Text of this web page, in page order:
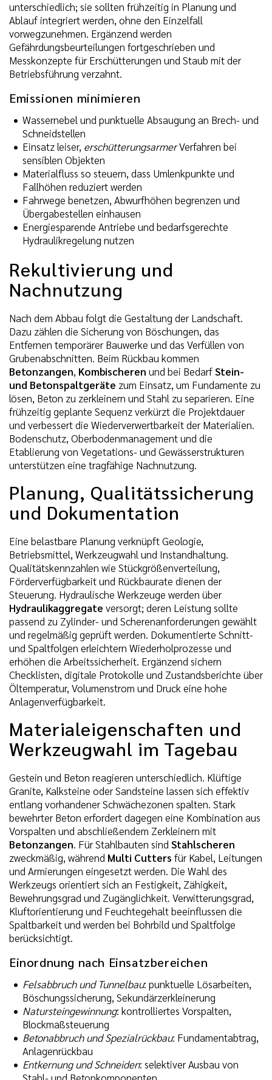
unterschiedlich; sie sollten frühzeitig in Planung und
Ablauf integriert werden, ohne den Einzelfall
vorwegzunehmen. Ergänzend werden
Gefährdungsbeurteilungen fortgeschrieben und
Messkonzepte für Erschütterungen und Staub mit der
Betriebsführung verzahnt.
Emissionen minimieren
Wassernebel und punktuelle Absaugung an Brech- und
Schneidstellen
Einsatz leiser, erschütterungsarmerVerfahren bei
sensiblen Objekten
Materialfluss so steuern, dass Umlenkpunkte und
Fallhöhen reduziert werden
Fahrwege benetzen, Abwurfhöhen begrenzen und
Übergabestellen einhausen
Energiesparende Antriebe und bedarfsgerechte
Hydraulikregelung nutzen
Rekultivierung und
Nachnutzung
Nach dem Abbau folgt die Gestaltung der Landschaft.
Dazu zählen die Sicherung von Böschungen, das
Entfernen temporärer Bauwerke und das Verfüllen von
Grubenabschnitten. Beim Rückbau kommen
Betonzangen, Kombischeren und bei BedarfStein-
und Betonspaltgeräte zum Einsatz, um Fundamente zu
lösen, Beton zu zerkleinern und Stahl zu separieren. Eine
frühzeitig geplante Sequenz verkürzt die Projektdauer
und verbessert die Wiederverwertbarkeit der Materialien.
Bodenschutz, Oberbodenmanagement und die
Etablierung von Vegetations- und Gewässerstrukturen
unterstützen eine tragfähige Nachnutzung.
Planung, Qualitätssicherung
und Dokumentation
Eine belastbare Planung verknüpft Geologie,
Betriebsmittel, Werkzeugwahl und Instandhaltung.
Qualitätskennzahlen wie Stückgrößenverteilung,
Förderverfügbarkeit und Rückbaurate dienen der
Steuerung. Hydraulische Werkzeuge werden über
Hydraulikaggregate versorgt; deren Leistung sollte
passend zu Zylinder- und Scherenanforderungen gewählt
und regelmäßig geprüft werden. Dokumentierte Schnitt-
und Spaltfolgen erleichtern Wiederholprozesse und
erhöhen die Arbeitssicherheit. Ergänzend sichern
Checklisten, digitale Protokolle und Zustandsberichte über
Öltemperatur, Volumenstrom und Druck eine hohe
Anlagenverfügbarkeit.
Materialeigenschaften und
Werkzeugwahl im Tagebau
Gestein und Beton reagieren unterschiedlich. Klüftige
Granite, Kalksteine oder Sandsteine lassen sich effektiv
entlang vorhandener Schwächezonen spalten. Stark
bewehrter Beton erfordert dagegen eine Kombination aus
Vorspalten und abschließendem Zerkleinern mit
Betonzangen. Für Stahlbauten sind Stahlscheren
zweckmäßig, während Multi Cutters für Kabel, Leitungen
und Armierungen eingesetzt werden. Die Wahl des
Werkzeugs orientiert sich an Festigkeit, Zähigkeit,
Bewehrungsgrad und Zugänglichkeit. Verwitterungsgrad,
Kluftorientierung und Feuchtegehalt beeinflussen die
Spaltbarkeit und werden bei Bohrbild und Spaltfolge
berücksichtigt.
Einordnung nach Einsatzbereichen
Felsabbruch und Tunnelbau: punktuelle Lösarbeiten,
Böschungssicherung, Sekundärzerkleinerung
Natursteingewinnung: kontrolliertes Vorspalten,
Blockmaßsteuerung
Betonabbruch und Spezialrückbau: Fundamentabtrag,
Anlagenrückbau
Entkernung und Schneiden: selektiver Ausbau von